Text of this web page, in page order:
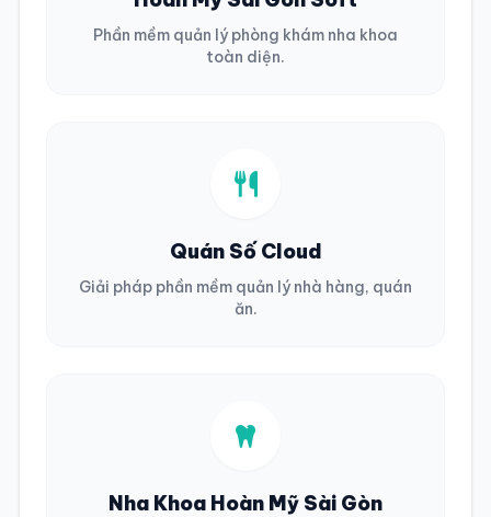
Phần mềm quản lý phòng khám nha khoa
toàn diện.
Quán Số Cloud
Giải pháp phần mềm quản lý nhà hàng, quán
ăn.
Nha Khoa Hoàn Mỹ Sài Gòn